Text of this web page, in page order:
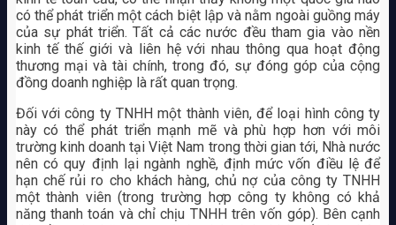
có thể phát triển một cách biệt lập và nằm ngoài guồng máy
của sự phát triển. Tất cả các nước đều tham gia vào nền
kinh tế thế giới và liên hệ với nhau thông qua hoạt động
thương mại và tài chính, trong đó, sự đóng góp của cộng
đồng doanh nghiệp là rất quan trọng.
Đối với công ty TNHH một thành viên, để loại hình công ty
này có thể phát triển mạnh mẽ và phù hợp hơn với môi
trường kinh doanh tại Việt Nam trong thời gian tới, Nhà nước
nên có quy định lại ngành nghề, định mức vốn điều lệ để
hạn chế rủi ro cho khách hàng, chủ nợ của công ty TNHH
một thành viên (trong trường hợp công ty không có khả
năng thanh toán và chỉ chịu TNHH trên vốn góp). Bên cạnh